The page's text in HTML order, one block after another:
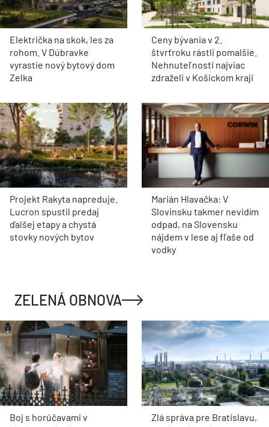
Električka na skok, les za
rohom. V Dúbravke
vyrastie nový bytový dom
Zelka
Ceny bývania v 2.
štvrťroku rástli pomalšie.
Nehnuteľnosti najviac
zdraželi v Košickom kraji
Projekt Rakyta napreduje.
Lucron spustil predaj
ďalšej etapy a chystá
stovky nových bytov
Marián Hlavačka: V
Slovinsku takmer nevidím
odpad, na Slovensku
nájdem v lese aj fľaše od
vodky
ZELENÁ OBNOVA
Boj s horúčavami v
Zlá správa pre Bratislavu,